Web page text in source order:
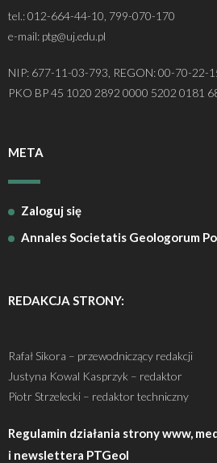
tel.: 012-664-44-10, 799-070-170
e-mail: ptg@uj.edu.pl
NIP: 677-11-03-793, REGON: 00-70-22-
PKO BP 45 1020 2892 0000 5202 0181
META
Zaloguj się
Annales Societatis Geologorum
REDAKCJA STRONY:
Rafał Sikora – przewodniczący redakcji
Justyna Kowal Kasprzyk – redaktor
Piotr Strzelecki – redaktor techniczny
Regulamin działania strony www,
i newslettera PTGeol